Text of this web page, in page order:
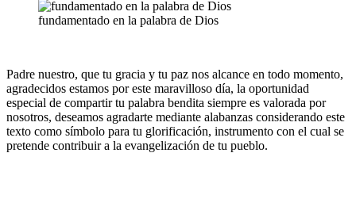
fundamentado en la palabra de Dios
Padre nuestro, que tu gracia y tu paz nos alcance en todo momento,
agradecidos estamos por este maravilloso día, la oportunidad
especial de compartir tu palabra bendita siempre es valorada por
nosotros, deseamos agradarte mediante alabanzas considerando este
texto como símbolo para tu glorificación, instrumento con el cual se
pretende contribuir a la evangelización de tu pueblo.